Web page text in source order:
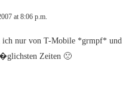
at 8:06 p.m.
ich nur von T-Mobile *grmpf* und
Zeiten 🙁